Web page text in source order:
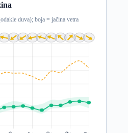
duva); boja = jačina vetra